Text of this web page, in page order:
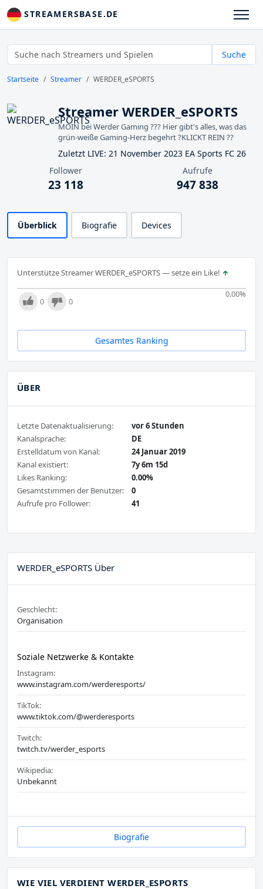
STREAMERSBASE.DE
Suche
Startseite Streamer WERDER_eSPORTS
Streamer WERDER_eSPORTS
MOIN bei Werder Gaming ??? Hier gibt's alles, was das
grün-weiße Gaming-Herz begehrt ?KLICKT REIN ??
Zuletzt LIVE: 21 November 2023 EA Sports FC 26
Follower
23 118
Aufrufe
947 838
Überblick Biografie Devices
Unterstütze Streamer WERDER_eSPORTS — setze ein Like!
0.00%
0 0
Gesamtes Ranking
ÜBER
Letzte Datenaktualisierung:
vor 6 Stunden
Kanalsprache:
DE
Erstelldatum von Kanal:
24 Januar 2019
Kanal existiert:
7y 6m 15d
Likes Ranking:
0.00%
Gesamtstimmen der Benutzer:
0
Aufrufe pro Follower:
41
WERDER_eSPORTS Über
Geschlecht:
Organisation
Soziale Netzwerke & Kontakte
Instagram:
www.instagram.com/werderesports/
TikTok:
www.tiktok.com/@werderesports
Twitch:
twitch.tv/werder_esports
Wikipedia:
Unbekannt
Biografie
WIE VIEL VERDIENT WERDER_ESPORTS